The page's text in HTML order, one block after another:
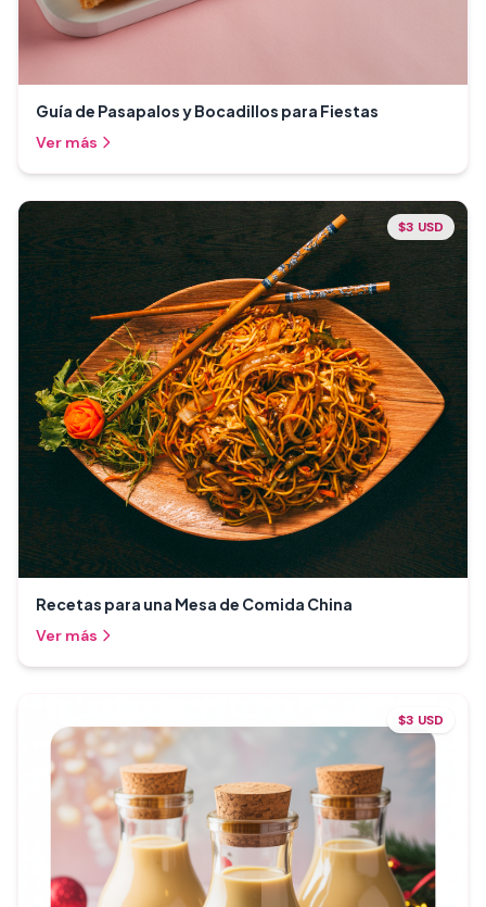
Guía de Pasapalos y Bocadillos para Fiestas
Ver más
$3 USD
Recetas para una Mesa de Comida China
Ver más
$3 USD